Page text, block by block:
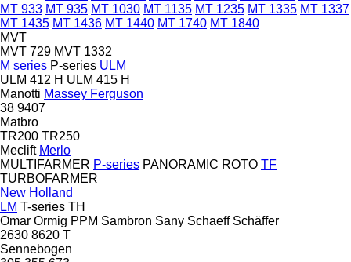
MT 933 MT 935 MT 1030 MT 1135 MT 1235 MT 1335 MT 1337
MT 1435 MT 1436 MT 1440 MT 1740 MT 1840
MVT
MVT 729 MVT 1332
M series P-series ULM
ULM 412 H ULM 415 H
Manotti Massey Ferguson
38 9407
Matbro
TR200 TR250
Meclift Merlo
MULTIFARMER P-series PANORAMIC ROTO TF
TURBOFARMER
New Holland
LM T-series TH
Omar Ormig PPM Sambron Sany Schaeff Schäffer
2630 8620 T
Sennebogen